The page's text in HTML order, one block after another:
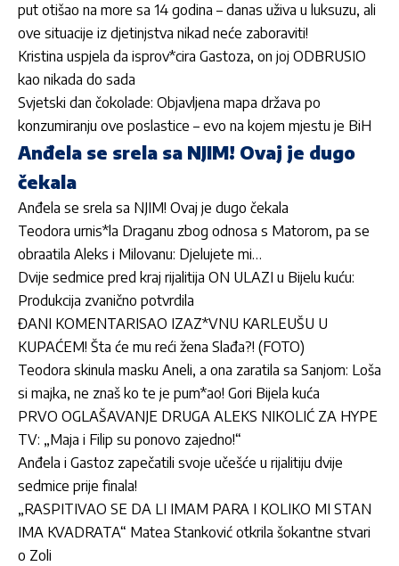
put otišao na more sa 14 godina – danas uživa u luksuzu, ali
ove situacije iz djetinjstva nikad neće zaboraviti!
Kristina uspjela da isprov*cira Gastoza, on joj ODBRUSIO
kao nikada do sada
Svjetski dan čokolade: Objavljena mapa država po
konzumiranju ove poslastice – evo na kojem mjestu je BiH
Anđela se srela sa NJIM! Ovaj je dugo
čekala
Anđela se srela sa NJIM! Ovaj je dugo čekala
Teodora urnis*la Draganu zbog odnosa s Matorom, pa se
obraatila Aleks i Milovanu: Djelujete mi…
Dvije sedmice pred kraj rijalitija ON ULAZI u Bijelu kuću:
Produkcija zvanično potvrdila
ĐANI KOMENTARISAO IZAZ*VNU KARLEUŠU U
KUPAĆEM! Šta će mu reći žena Slađa?! (FOTO)
Teodora skinula masku Aneli, a ona zaratila sa Sanjom: Loša
si majka, ne znaš ko te je pum*ao! Gori Bijela kuća
PRVO OGLAŠAVANJE DRUGA ALEKS NIKOLIĆ ZA HYPE
TV: „Maja i Filip su ponovo zajedno!“
Anđela i Gastoz zapečatili svoje učešće u rijalitiju dvije
sedmice prije finala!
„RASPITIVAO SE DA LI IMAM PARA I KOLIKO MI STAN
IMA KVADRATA“ Matea Stanković otkrila šokantne stvari
o Zoli